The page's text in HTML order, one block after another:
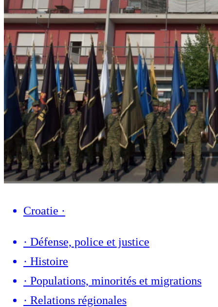
Croatie ·
· Défense, police et justice
· Histoire
· Populations, minorités et migrations
· Relations régionales